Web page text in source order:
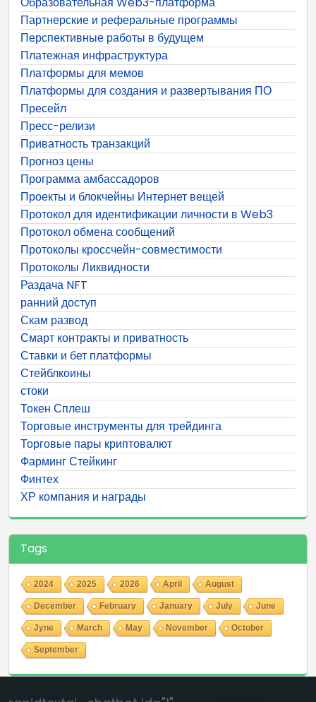
Партнерские и реферальные программы
Перспективные работы в будущем
Платежная инфраструктура
Платформы для мемов
Платформы для создания и развертывания ПО
Пресейл
Пресс-релизи
Приватность транзакций
Прогноз цены
Программа амбассадоров
Проекты и блокчейны Интернет вещей
Протокол для идентификации личности в Web3
Протокол обмена сообщений
Протоколы кроссчейн-совместимости
Протоколы Ликвидности
Раздача NFT
ранний доступ
Скам развод
Смарт контракты и приватность
Ставки и бет платформы
Стейблкоины
стоки
Токен Сплеш
Торговые инструменты для трейдинга
Торговые пары криптовалют
Фарминг Стейкинг
Финтех
ХР компания и награды
Tags
2024 2025 2026 April August
December February January July June
Jyne March May November October
September